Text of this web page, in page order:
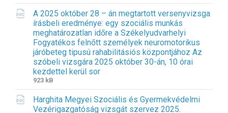
n
s
i
o
n
:
d
o
c
:i
l
e
e
x
t
e
n
s
i
o
i
l
e
s
i
z
e
:
A 2025 október 28 – án megtartott versenyvizsga
írásbeli eredménye: egy szociális munkás
meghatározatlan időre a Székelyudvarhelyi
Fogyatékos felnőtt személyek neuromotorikus
járóbeteg tipusú rahabilitásiós központjához Az
szóbeli vizsgára 2025 október 30-án, 10 órai
kezdettel kerül sor
F
i
l
e
F
i
l
e
923 kB
Harghita Megyei Szociális és Gyermekvédelmi
Vezérigazgatóság vizsgát szervez 2025.